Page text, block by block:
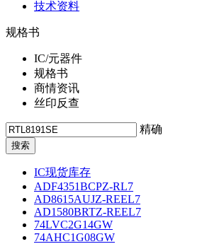
技术资料
规格书
IC/元器件
规格书
商情资讯
丝印反查
精确
IC现货库存
ADF4351BCPZ-RL7
AD8615AUJZ-REEL7
AD1580BRTZ-REEL7
74LVC2G14GW
74AHC1G08GW